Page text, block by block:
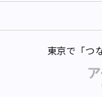
東京で「つ